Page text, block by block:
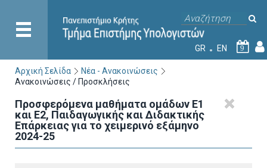
GR EN 9
Αρχική Σελίδα
Νέα - Ανακοινώσεις
Ανακοινώσεις / Προσκλήσεις
Προσφερόμενα μαθήματα ομάδων Ε1
και Ε2, Παιδαγωγικής και Διδακτικής
Επάρκειας για το χειμερινό εξάμηνο
2024-25